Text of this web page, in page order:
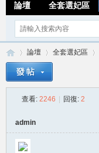
論壇 全套選妃區
論壇
›
全套選妃區
查看: 2246 回復: 2
admin